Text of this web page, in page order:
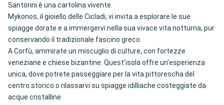
Santorini è una cartolina vivente.
Mykonos, il gioiello delle Cicladi, vi invita a esplorare le sue
spiagge dorate e a immergervi nella sua vivace vita notturna, pur
conservando il tradizionale fascino greco.
A Corfù, ammirate un miscuglio di culture, con fortezze
veneziane e chiese bizantine. Quest'isola offre un'esperienza
unica, dove potrete passeggiare per la vita pittorescha del
centro storico o rilassarvi su spiagge idilliache costeggiate da
acque cristalline.